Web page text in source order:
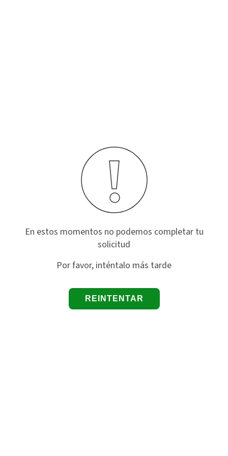
En estos momentos no podemos completar tu
solicitud
Por favor, inténtalo más tarde
REINTENTAR